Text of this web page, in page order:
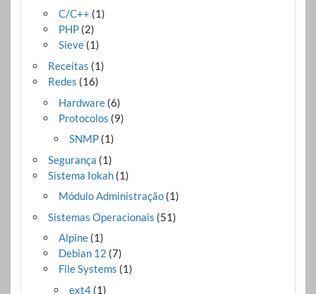
C/C++ (1)
PHP(2)
Sieve(1)
Receitas (1)
Redes (16)
Hardware(6)
Protocolos (9)
SNMP (1)
Segurança (1)
Sistema Iokah(1)
Módulo Administração(1)
Sistemas Operacionais (51)
Alpine(1)
Debian 12 (7)
File Systems (1)
ext4 (1)